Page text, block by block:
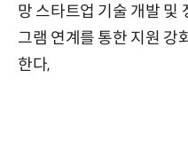
망 스타트업 기술 개발
그램 연계를 통한 지원 강
한다,